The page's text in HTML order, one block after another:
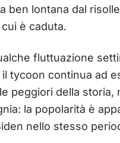
ben lontana dal
è caduta.
fluttuazione
tycoon continua ad
peggiori della storia,
la popolarità è
nello stesso